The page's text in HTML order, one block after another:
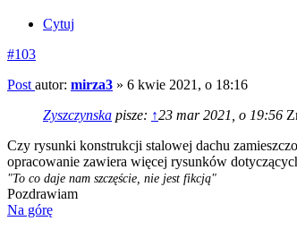
Cytuj
#103
Post autor: mirza3 » 6 kwie 2021, o 18:16
Zyszczynska pisze: ↑23 mar 2021, o 19:56
Czy rysunki konstrukcji stalowej dachu
opracowanie zawiera więcej rysunków
"To co daje nam szczęście, nie jest fikcją"
Pozdrawiam
Na górę